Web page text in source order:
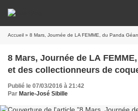
Accueil » 8 Mars, Journée de LA FEMME, du Panda Géant et
8 Mars, Journée de LA
et des collectionneurs de
Publié le 07/03/2016 à 21:42
Par Marie-José Sibille